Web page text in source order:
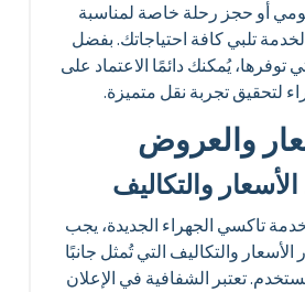
أو حجز رحلة خاصة لمناسبة
تلبي كافة احتياجاتك. بفضل
توفرها، يُمكنك دائمًا الاعتماد على
لتحقيق تجربة نقل متميزة.
والعروض
والتكاليف
تاكسي الجهراء الجديدة، يجب
الأسعار والتكاليف التي تُمثل جانبًا
تعتبر الشفافية في الإعلان